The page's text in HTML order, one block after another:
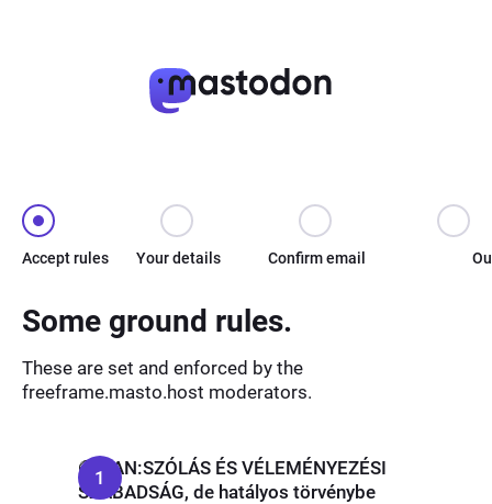
Accept rules Your details Confirm email
Some ground rules.
These are set and enforced by the
freeframe.masto.host moderators.
🟢 VAN:SZÓLÁS ÉS VÉLEMÉNYEZÉSI
SZABADSÁG, de hatályos törvénybe